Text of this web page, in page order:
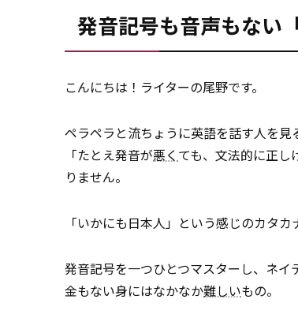
発音記号も音声もない
こんにちは！ライターの尾野です。
ペラペラと流ちょうに英語を話す人を見
「たとえ発音が悪く ても、文法的に正し
りません。
「いかにも日本人」という感じのカタ
発音記号を一つひとつマスターし、ネ
金もない身にはなかなか難しいもの。